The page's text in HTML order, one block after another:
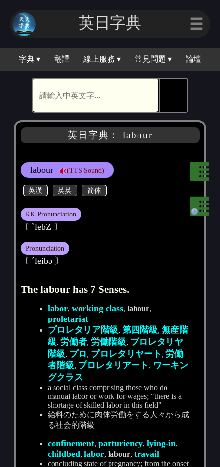
英日字｜ ☰
字典 ▾ 翻譯 線上服務 ▾ 常見問題 ▾ 論壇
英日字典： labour
labour (TTS Sound)
英漢 英英 简体
KK Pronunciation
〔 ˋlebZ 〕
Pronunciation
〔 ˊleibә 〕
The labour has 7 Senses.
labor,working class,labour,
proletariat
プロレタリア階級,第四階級,無産階
級,労働者,労働階級, プロレタリヤ
階級, プロ, プロレタリヤート ,労働
者階級, プロレタリアート , ワーキン
グクラス
a social class comprising those who do
manual labor or work for wages; "there is a
shortage of skilled labor in this field"
給料のために肉体労働をする人々から成
る社会的階級
confinement,parturiency,lying-in,
childbed,labor,labour,travail
concluding state of pregnancy; from the onset